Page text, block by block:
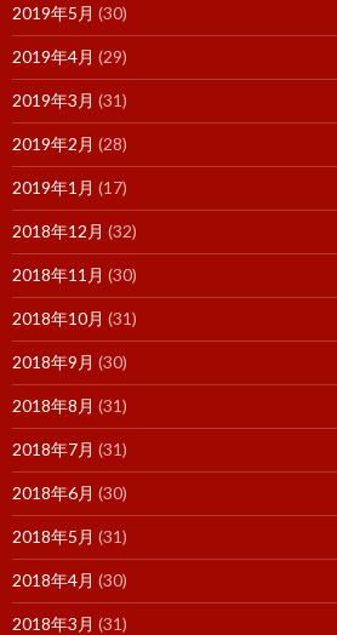
2019年5月 (30)
2019年4月 (29)
2019年3月 (31)
2019年2月 (28)
2019年1月 (17)
2018年12月 (32)
2018年11月 (30)
2018年10月 (31)
2018年9月 (30)
2018年8月 (31)
2018年7月 (31)
2018年6月 (30)
2018年5月 (31)
2018年4月 (30)
2018年3月 (31)